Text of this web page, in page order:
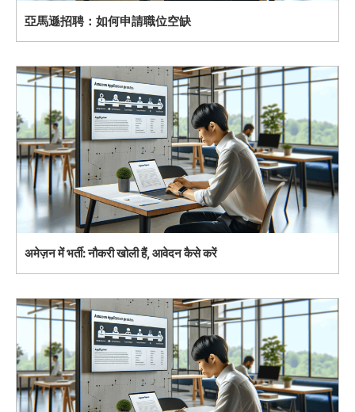
亞馬遜招聘：如何申請職位空缺
अमेज़न में भर्ती: नौकरी खोली हैं, आवेदन कैसे करें